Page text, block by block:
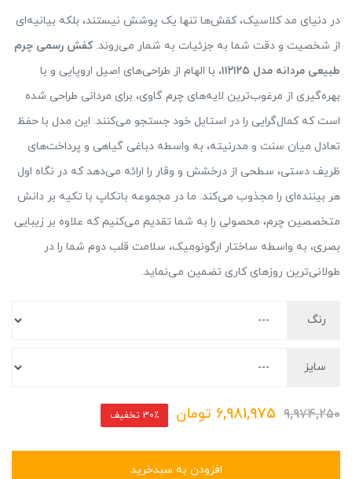
در دنیای مد کلاسیک، کفش‌ها تنها یک پوشش نیستند، بلکه بیانیه‌ای
از شخصیت و دقت شما به جزئیات به شمار می‌روند.کفش رسمی چرم
طبیعی مردانه مدل ۱۱۲۱۲۵
، با الهام از طراحی‌های اصیل اروپایی و با
بهره‌گیری از مرغوب‌ترین لایه‌های چرم گاوی، برای مردانی طراحی شده
است که کمال‌گرایی را در استایل خود جستجو می‌کنند. این مدل با حفظ
تعادل میان سنت و مدرنیته، به واسطه دباغی گیاهی و پرداخت‌های
ظریف دستی، سطحی از درخشش و وقار را ارائه می‌دهد که در نگاه اول
هر بیننده‌ای را مجذوب می‌کند. ما در مجموعه باتکاپ با تکیه بر دانش
متخصصین چرم، محصولی را به شما تقدیم می‌کنیم که علاوه بر زیبایی
بصری، به واسطه ساختار ارگونومیک، سلامت قلب دوم شما را در
طولانی‌ترین روزهای کاری تضمین می‌نماید.
رنگ
سایز
9,974,250
6,981,975 تومان 30٪ تخفیف
افزودن به سبدخرید